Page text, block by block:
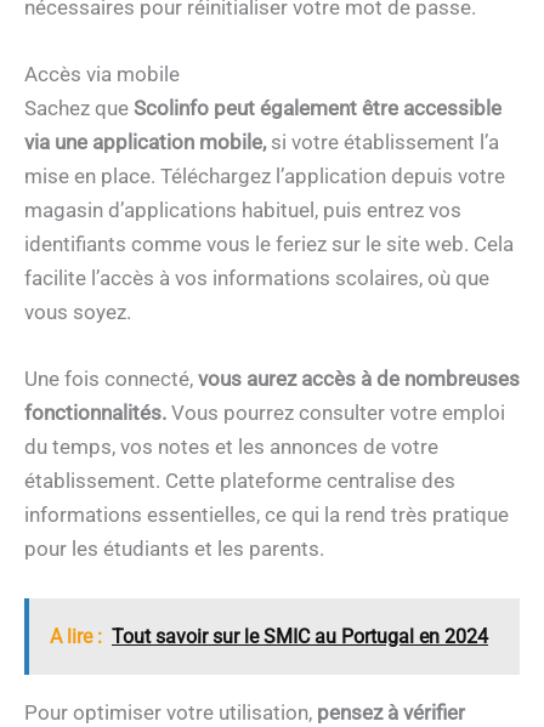
nécessaires pour réinitialiser votre mot de passe.
Accès via mobile
Sachez que Scolinfo peut également être accessible
via une application mobile,si votre établissement l’a
mise en place. Téléchargez l’application depuis votre
magasin d’applications habituel, puis entrez vos
identifiants comme vous le feriez sur le site web. Cela
facilite l’accès à vos informations scolaires, où que
vous soyez.
Une fois connecté, vous aurez accès à de nombreuses
fonctionnalités. Vous pourrez consulter votre emploi
du temps, vos notes et les annonces de votre
établissement. Cette plateforme centralise des
informations essentielles, ce qui la rend très pratique
pour les étudiants et les parents.
A lire : Tout savoir sur le SMIC au Portugal en 2024
Pour optimiser votre utilisation, pensez à vérifier